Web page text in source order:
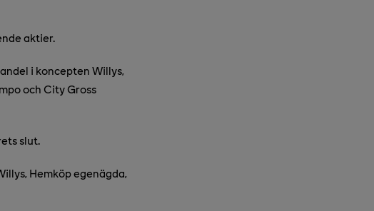
aktier.
i koncepten Willys,
och City Gross
slut.
Hemköp egenägda,